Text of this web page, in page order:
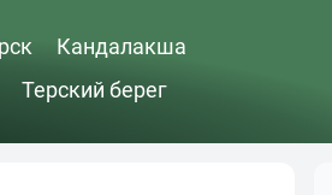
Кандалакша
Терский берег